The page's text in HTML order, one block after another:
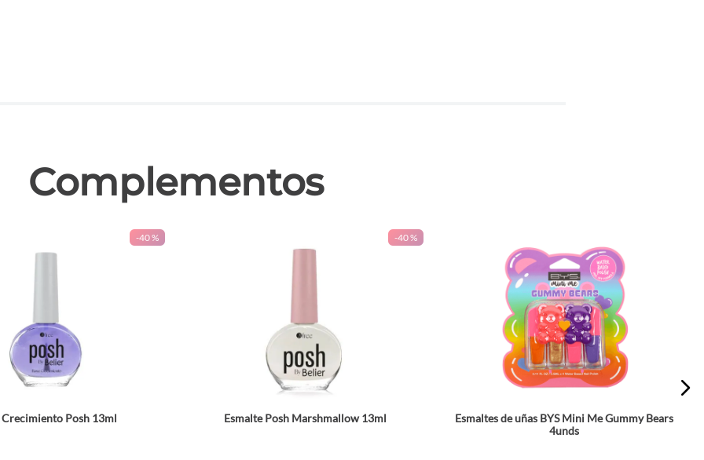
Complementos
-40 %
Crecimiento Posh 13ml
-40 %
Esmalte Posh Marshmallow 13ml
Esmaltes de uñas BYS Mini Me Gummy Bears
4unds